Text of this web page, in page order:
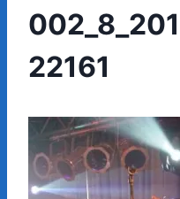
22161